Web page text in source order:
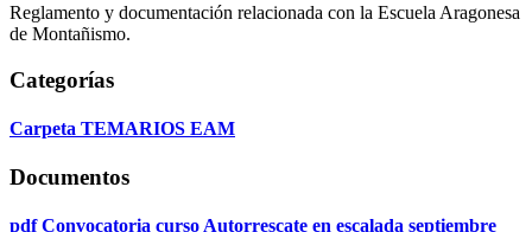
Reglamento y documentación relacionada con la Escuela Aragonesa
de Montañismo.
Categorías
Carpeta TEMARIOS EAM
Documentos
pdf Convocatoria curso Autorrescate en escalada septiembre